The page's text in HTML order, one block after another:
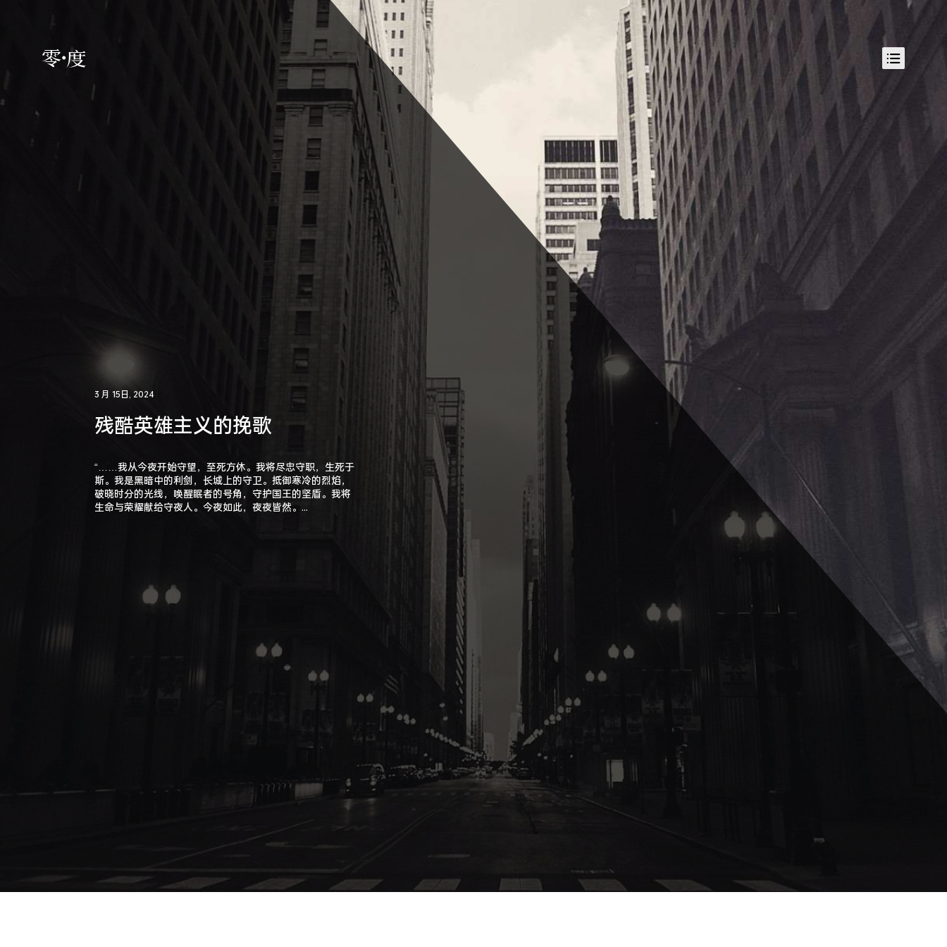
3 月 15日, 2024
残酷英雄主义的挽歌
“……我从今夜开始守望，至死方休。我将尽忠守职，生死于
斯。我是黑暗中的利剑，长城上的守卫。抵御寒冷的烈焰，
破晓时分的光线，唤醒眠者的号角，守护国王的坚盾。我将
生命与荣耀献给守夜人。今夜如此，夜夜皆然。...